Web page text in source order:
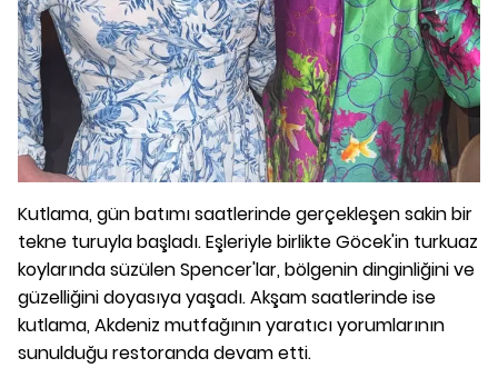
Kutlama, gün batımı saatlerinde gerçekleşen sakin bir
tekne turuyla başladı. Eşleriyle birlikte Göcek'in turkuaz
koylarında süzülen Spencer'lar, bölgenin dinginliğini ve
güzelliğini doyasıya yaşadı. Akşam saatlerinde ise
kutlama, Akdeniz mutfağının yaratıcı yorumlarının
sunulduğu restoranda devam etti.